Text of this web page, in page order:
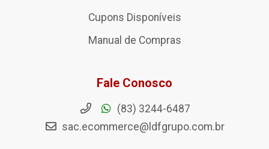
Cupons Disponíveis
Manual de Compras
Fale Conosco
(83) 3244-6487
sac.ecommerce@ldfgrupo.com.br